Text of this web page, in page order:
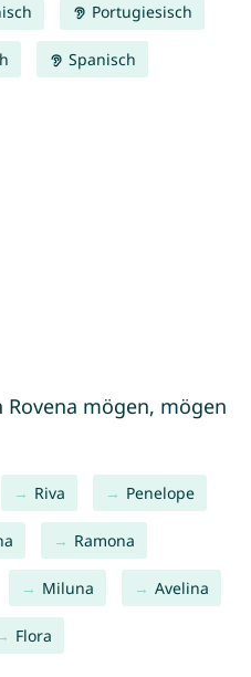
Portugiesisch
Spanisch
mögen, mögen
Riva Penelope
Ramona
Miluna Avelina
Flora